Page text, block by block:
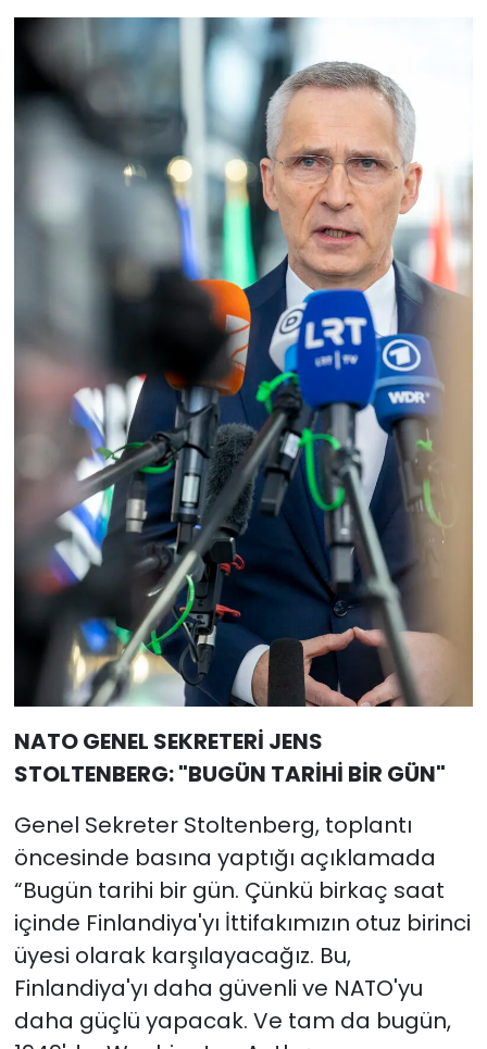
NATO GENEL SEKRETERİ JENS
STOLTENBERG: "BUGÜN TARİHİ BİR GÜN"
Genel Sekreter Stoltenberg, toplantı
öncesinde basına yaptığı açıklamada
“Bugün tarihi bir gün. Çünkü birkaç saat
içinde Finlandiya'yı İttifakımızın otuz birinci
üyesi olarak karşılayacağız. Bu,
Finlandiya'yı daha güvenli ve NATO'yu
daha güçlü yapacak. Ve tam da bugün,